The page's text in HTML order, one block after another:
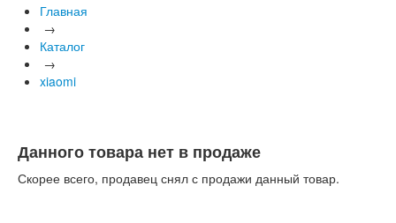
Главная
→
Каталог
→
xiaomi
Данного товара нет в продаже
Скорее всего, продавец снял с продажи данный товар.